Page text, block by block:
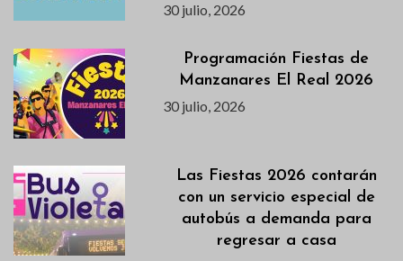
30 julio, 2026
Programación Fiestas de
Manzanares El Real 2026
30 julio, 2026
Las Fiestas 2026 contarán
con un servicio especial de
autobús a demanda para
regresar a casa